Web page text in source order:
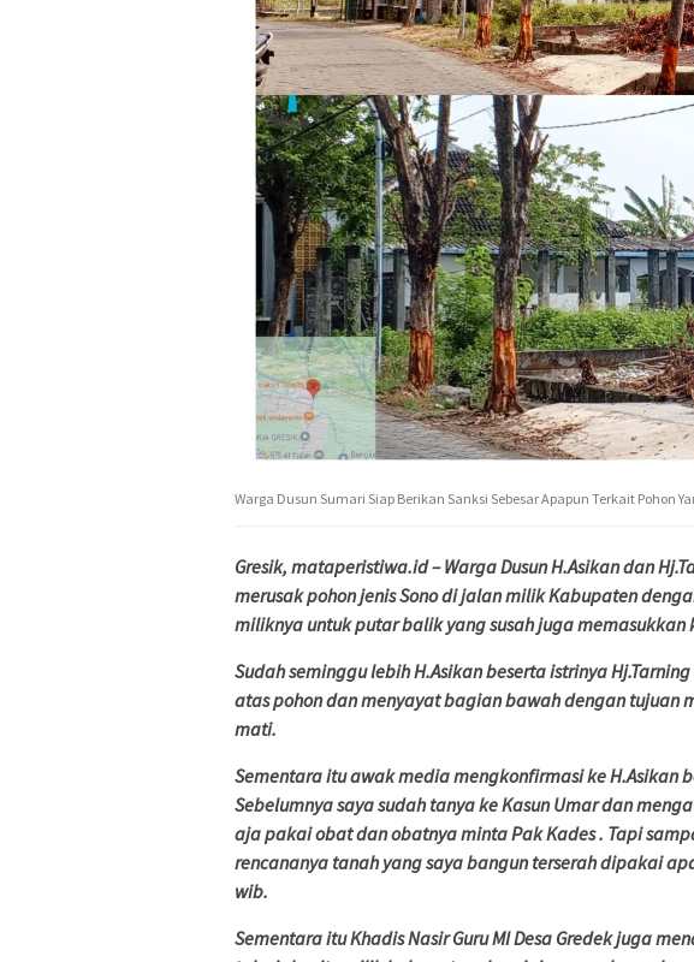
Warga Dusun Sumari Siap Berikan Sanksi Sebesar Apapun Terkait Pohon
Gresik, mataperistiwa.id – Warga Dusun H.Asikan dan
merusak pohon jenis Sono di jalan milik Kabupaten
miliknya untuk putar balik yang susah juga memasukkan
Sudah seminggu lebih H.Asikan beserta istrinya
atas pohon dan menyayat bagian bawah dengan tujuan
mati.
Sementara itu awak media mengkonfirmasi ke H.Asikan
Sebelumnya saya sudah tanya ke Kasun Umar dan
aja pakai obat dan obatnya minta Pak Kades . Tapi
rencananya tanah yang saya bangun terserah dipakai
wib.
Sementara itu Khadis Nasir Guru MI Desa Gredek juga